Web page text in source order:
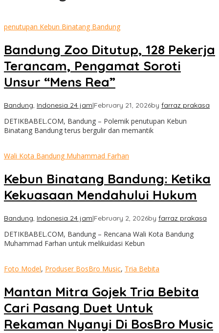
penutupan Kebun Binatang Bandung
Bandung Zoo Ditutup, 128 Pekerja
Terancam, Pengamat Soroti
Unsur “Mens Rea”
Bandung, Indonesia 24 jam|February 21, 2026by farraz prakasa
DETIKBABEL.COM, Bandung – Polemik penutupan Kebun
Binatang Bandung terus bergulir dan memantik
Wali Kota Bandung Muhammad Farhan
Kebun Binatang Bandung: Ketika
Kekuasaan Mendahului Hukum
Bandung, Indonesia 24 jam|February 2, 2026by farraz prakasa
DETIKBABEL.COM, Bandung – Rencana Wali Kota Bandung
Muhammad Farhan untuk melikuidasi Kebun
Foto Model, Produser BosBro Music, Tria Bebita
Mantan Mitra Gojek Tria Bebita
Cari Pasang Duet Untuk
Rekaman Nyanyi Di BosBro Music